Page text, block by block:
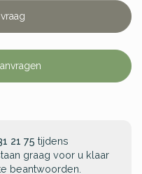
vraag
21 75 tijdens
graag voor u klaar
beantwoorden.